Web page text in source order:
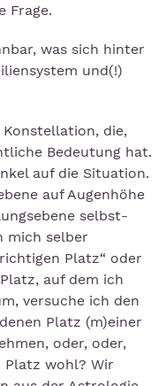
Frage.
was sich hinter
und(!)
die,
Bedeutung hat.
auf die Situation.
auf Augenhöhe
selbst-
mich selber
Platz“ oder
auf dem ich
versuche ich den
Platz (m)einer
oder, oder,
Platz wohl? Wir